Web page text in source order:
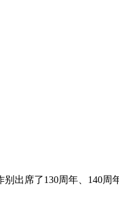
出席了130周年、140